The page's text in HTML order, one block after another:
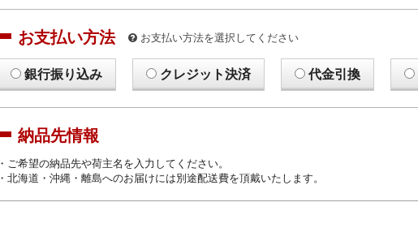
お支払い方法 お支払い方法を選択してください
銀行振り込み クレジット決済 代金引換
納品先情報
・ご希望の納品先や荷主名を入力してください。
・北海道・沖縄・離島へのお届けには別途配送費を頂戴いたします。